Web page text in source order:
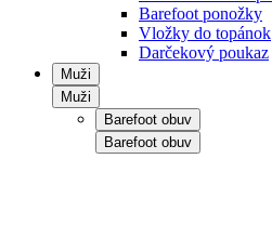
Barefoot ponožky
Vložky do topánok
Darčekový poukaz
Muži
Muži
Barefoot obuv
Barefoot obuv